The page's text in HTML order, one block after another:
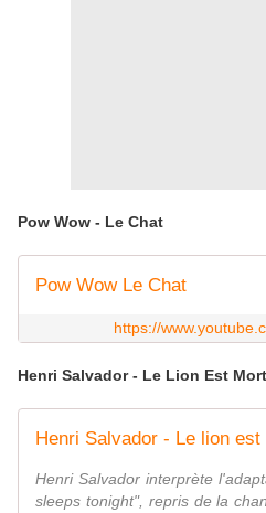
Pow Wow - Le Chat
Pow Wow Le Chat
https://
Henri Salvador - Le Lion Est
Henri Salvador - Le lion
Henri Salvador interprète
sleeps tonight", repris de la